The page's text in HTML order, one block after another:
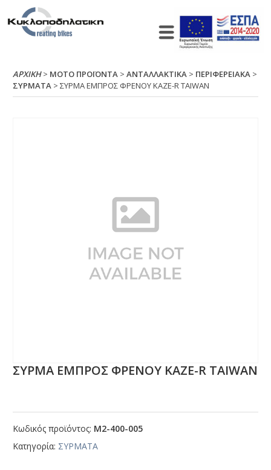
ΑΡΧΙΚΉ> ΜΟΤΟ ΠΡΟΪΟΝΤΑ >ΑΝΤΑΛΛΑΚΤΙΚΑ > ΠΕΡΙΦΕΡΕΙΑΚΑ >
ΣΥΡΜΑΤΑ > ΣΥΡΜΑ ΕΜΠΡΟΣ ΦΡΕΝΟΥ ΚΑΖΕ-R ΤΑΙWΑΝ
ΣΥΡΜΑ ΕΜΠΡΟΣ ΦΡΕΝΟΥ ΚΑΖΕ-R ΤΑΙWΑΝ
Κωδικός προϊόντος: Μ2-400-005
Κατηγορία: ΣΥΡΜΑΤΑ